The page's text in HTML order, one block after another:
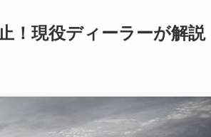
！現役ディーラーが解説